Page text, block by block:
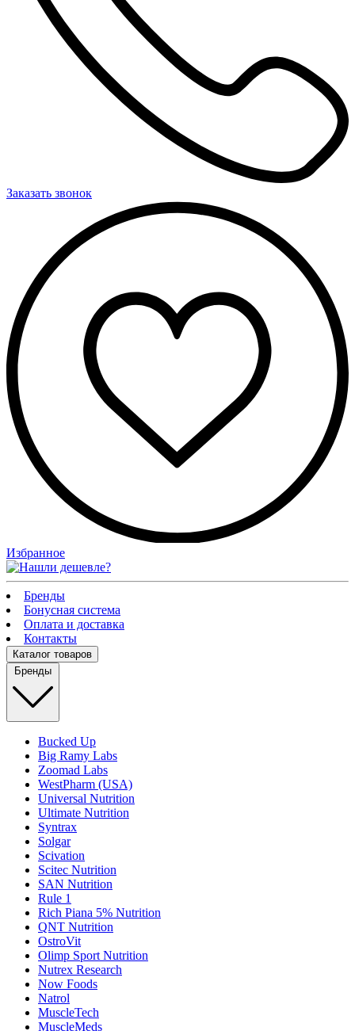
Заказать звонок
Избранное
Бренды
Бонусная система
Оплата и доставка
Контакты
Каталог товаров
Бренды
Bucked Up
Big Ramy Labs
Zoomad Labs
WestPharm (USA)
Universal Nutrition
Ultimate Nutrition
Syntrax
Solgar
Scivation
Scitec Nutrition
SAN Nutrition
Rule 1
Rich Piana 5% Nutrition
QNT Nutrition
OstroVit
Olimp Sport Nutrition
Nutrex Research
Now Foods
Natrol
MuscleTech
MuscleMeds